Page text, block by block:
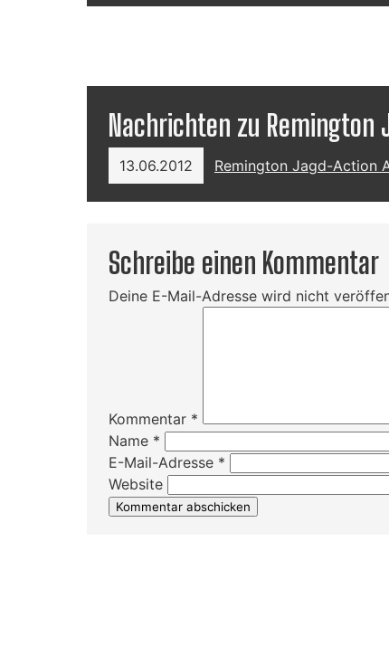
Nachrichten zu Remington
13.06.2012 Remington Jagd-Action
Schreibe einen Kommentar
Deine E-Mail-Adresse wird nicht
Kommentar *
Name *
E-Mail-Adresse *
Website